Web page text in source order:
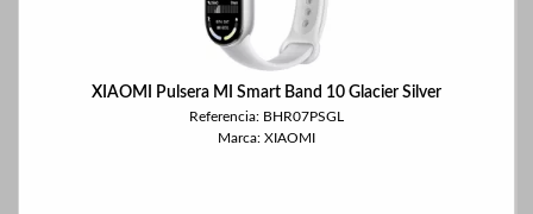
XIAOMI Pulsera MI Smart Band 10 Glacier Silver
Referencia: BHR07PSGL
Marca: XIAOMI